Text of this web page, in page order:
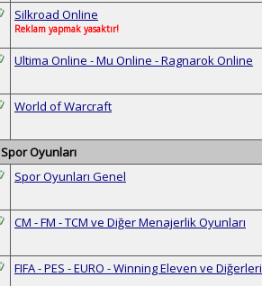
Silkroad Online
Reklam yapmak yasaktır!
Ultima Online - Mu Online - Ragnarok Online
World of Warcraft
Spor Oyunları
Spor Oyunları Genel
CM - FM - TCM ve Diğer Menajerlik Oyunları
FIFA - PES - EURO - Winning Eleven ve Diğerleri